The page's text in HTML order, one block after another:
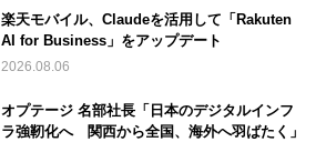
楽天モバイル、Claudeを活用して「Rakuten
AI for Business」をアップデート
2026.08.06
オプテージ 名部社長「日本のデジタルインフ
ラ強靭化へ 関西から全国、海外へ羽ばたく」